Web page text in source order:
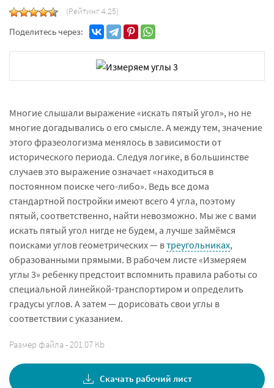
(Рейтинг 4.25)
Поделитесь через:
Многие слышали выражение «искать пятый угол», но не
многие догадывались о его смысле. А между тем, значение
этого фразеологизма менялось в зависимости от
исторического периода. Следуя логике, в большинстве
случаев это выражение означает «находиться в
постоянном поиске чего-либо». Ведь все дома
стандартной постройки имеют всего 4 угла, поэтому
пятый, соответственно, найти невозможно. Мы же с вами
искать пятый угол нигде не будем, а лучше займёмся
поисками углов геометрических — втреугольниках,
образованными прямыми. В рабочем листе «Измеряем
углы 3» ребенку предстоит вспомнить правила работы со
специальной линейкой-транспортиром и определить
градусы углов. А затем — дорисовать свои углы в
соответствии с указанием.
Размер файла - 201.07 Kb
Скачать рабочий лист